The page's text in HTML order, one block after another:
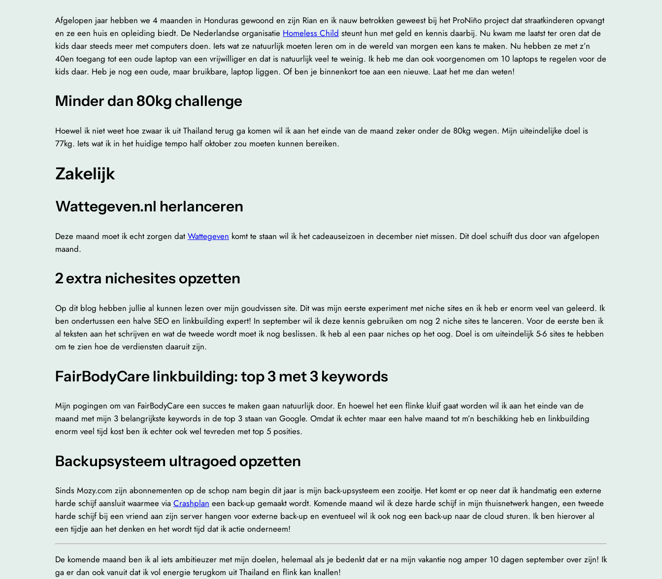
Afgelopen jaar hebben we 4 maanden in Honduras gewoond en zijn Rian en ik nauw betrokken geweest bij het ProNiño project dat straatkinderen opvangt
en ze een huis en opleiding biedt. De Nederlandse organisatie Homeless Child steunt hun met geld en kennis daarbij. Nu kwam me laatst ter oren dat de
kids daar steeds meer met computers doen. Iets wat ze natuurlijk moeten leren om in de wereld van morgen een kans te maken. Nu hebben ze met z’n
40en toegang tot een oude laptop van een vrijwilliger en dat is natuurlijk veel te weinig. Ik heb me dan ook voorgenomen om 10 laptops te regelen voor de
kids daar. Heb je nog een oude, maar bruikbare, laptop liggen. Of ben je binnenkort toe aan een nieuwe. Laat het me dan weten!
Minder dan 80kg challenge
Hoewel ik niet weet hoe zwaar ik uit Thailand terug ga komen wil ik aan het einde van de maand zeker onder de 80kg wegen. Mijn uiteindelijke doel is
77kg. Iets wat ik in het huidige tempo half oktober zou moeten kunnen bereiken.
Zakelijk
Wattegeven.nl herlanceren
Deze maand moet ik echt zorgen dat Wattegeven komt te staan wil ik het cadeauseizoen in december niet missen. Dit doel schuift dus door van afgelopen
maand.
2 extra nichesites opzetten
Op dit blog hebben jullie al kunnen lezen over mijn goudvissen site. Dit was mijn eerste experiment met niche sites en ik heb er enorm veel van geleerd. Ik
ben ondertussen een halve SEO en linkbuilding expert! In september wil ik deze kennis gebruiken om nog 2 niche sites te lanceren. Voor de eerste ben ik
al teksten aan het schrijven en wat de tweede wordt moet ik nog beslissen. Ik heb al een paar niches op het oog. Doel is om uiteindelijk 5-6 sites te hebben
om te zien hoe de verdiensten daaruit zijn.
FairBodyCare linkbuilding: top 3 met 3 keywords
Mijn pogingen om van FairBodyCare een succes te maken gaan natuurlijk door. En hoewel het een flinke kluif gaat worden wil ik aan het einde van de
maand met mijn 3 belangrijkste keywords in de top 3 staan van Google. Omdat ik echter maar een halve maand tot m’n beschikking heb en linkbuilding
enorm veel tijd kost ben ik echter ook wel tevreden met top 5 posities.
Backupsysteem ultragoed opzetten
Sinds Mozy.com zijn abonnementen op de schop nam begin dit jaar is mijn back-upsysteem een zooitje. Het komt er op neer dat ik handmatig een externe
harde schijf aansluit waarmee via Crashplan een back-up gemaakt wordt. Komende maand wil ik deze harde schijf in mijn thuisnetwerk hangen, een tweede
harde schijf bij een vriend aan zijn server hangen voor externe back-up en eventueel wil ik ook nog een back-up naar de cloud sturen. Ik ben hierover al
een tijdje aan het denken en het wordt tijd dat ik actie onderneem!
De komende maand ben ik al iets ambitieuzer met mijn doelen, helemaal als je bedenkt dat er na mijn vakantie nog amper 10 dagen september over zijn! Ik
ga er dan ook vanuit dat ik vol energie terugkom uit Thailand en flink kan knallen!